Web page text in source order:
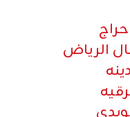
الرياض